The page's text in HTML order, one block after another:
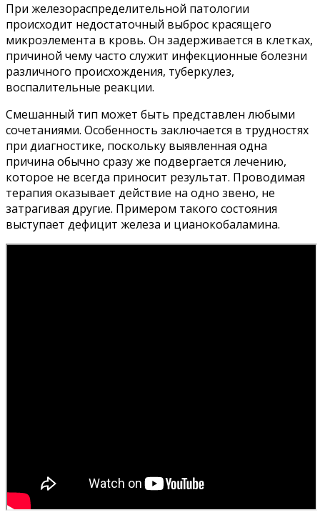
При железораспределительной патологии
происходит недостаточный выброс красящего
микроэлемента в кровь. Он задерживается в клетках,
причиной чему часто служит инфекционные болезни
различного происхождения, туберкулез,
воспалительные реакции.
Смешанный тип может быть представлен любыми
сочетаниями. Особенность заключается в трудностях
при диагностике, поскольку выявленная одна
причина обычно сразу же подвергается лечению,
которое не всегда приносит результат. Проводимая
терапия оказывает действие на одно звено, не
затрагивая другие. Примером такого состояния
выступает дефицит железа и цианокобаламина.